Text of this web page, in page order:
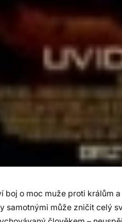
boj o moc muže proti králům
samotnými může zničit celý